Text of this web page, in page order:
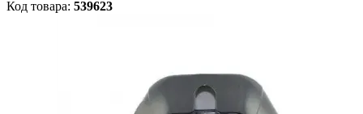
Код товара: 539623